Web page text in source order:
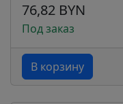
76,82 BYN
Под заказ
В корзину